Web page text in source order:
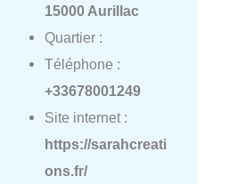
15000 Aurillac
Quartier :
Téléphone :
+33678001249
Site internet :
https://sarahcreati
ons.fr/